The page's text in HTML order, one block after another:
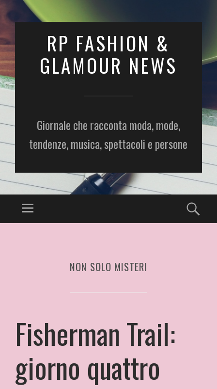
RP FASHION &
GLAMOUR NEWS
Giornale che racconta moda, mode,
tendenze, musica, spettacoli e persone
NON SOLO MISTERI
Fisherman Trail:
giorno quattro